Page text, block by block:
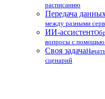
расписанию
Передача
между разными
ИИ-ассистент
вопросы с
Своя задача
сценарий